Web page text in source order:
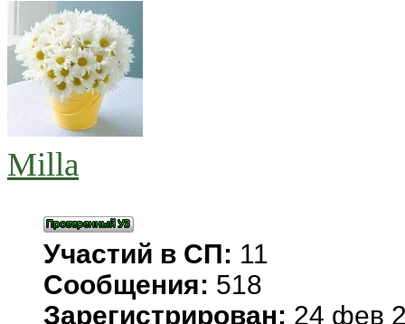
Milla
Участий в СП: 11
Сообщения: 518
Зарегистрирован: 24 фев